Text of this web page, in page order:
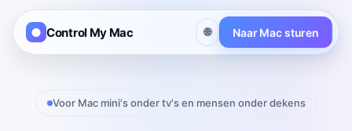
Control My Mac 🌐 Naar Mac sturen
Voor Mac mini's onder tv's en mensen onder dekens